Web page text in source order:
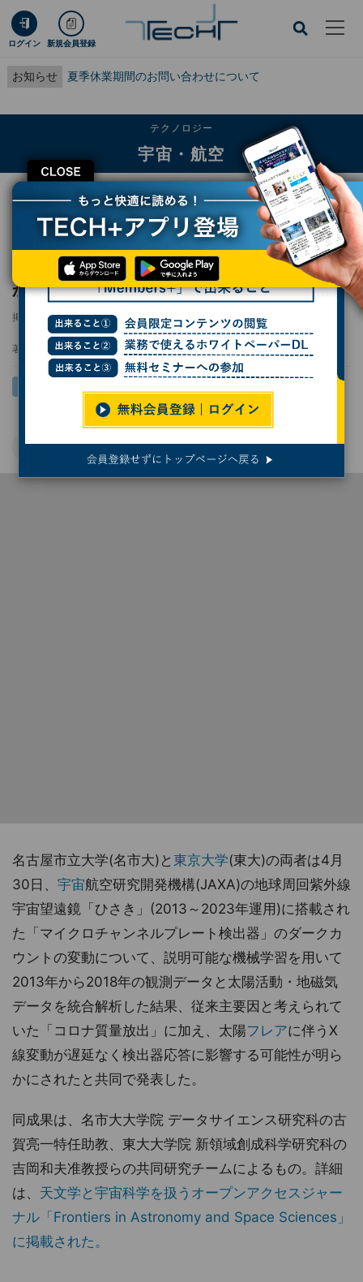
ログイン 新規会員登録
お知らせ 夏季休業期間のお問い合わせについて
CLOSE
テクノロジー
宇宙・航空
TECH+ テクノロジー
宇宙・航空
名市大など、宇宙望遠鏡「ひさき」のノイズから太陽フレアの影響を発見
名市大など、宇宙望遠鏡「ひさき」のノイズ
から太陽フレアの影響を発見
掲載日 2026/05/08 11:03
著者： 波留久泉
フレア 宇宙 天文学 東京大学
名古屋市立大学(名市大)と 東京大学(東大)の両者は4月
30日、 宇宙航空研究開発機構(JAXA)の地球周回紫外線
宇宙望遠鏡「ひさき」(2013～2023年運用)に搭載され
た「マイクロチャンネルプレート検出器」のダークカ
ウントの変動について、説明可能な機械学習を用いて
2013年から2018年の観測データと太陽活動・地磁気
データを統合解析した結果、従来主要因と考えられて
いた「コロナ質量放出」に加え、太陽フレアに伴うX
線変動が遅延なく検出器応答に影響する可能性が明ら
かにされたと共同で発表した。
同成果は、名市大大学院 データサイエンス研究科の古
賀亮一特任助教、東大大学院 新領域創成科学研究科の
吉岡和夫准教授らの共同研究チームによるもの。詳細
は、 天文学と宇宙科学を扱うオープンアクセスジャー
ナル「Frontiers in Astronomy and Space Sciences」
に掲載された。